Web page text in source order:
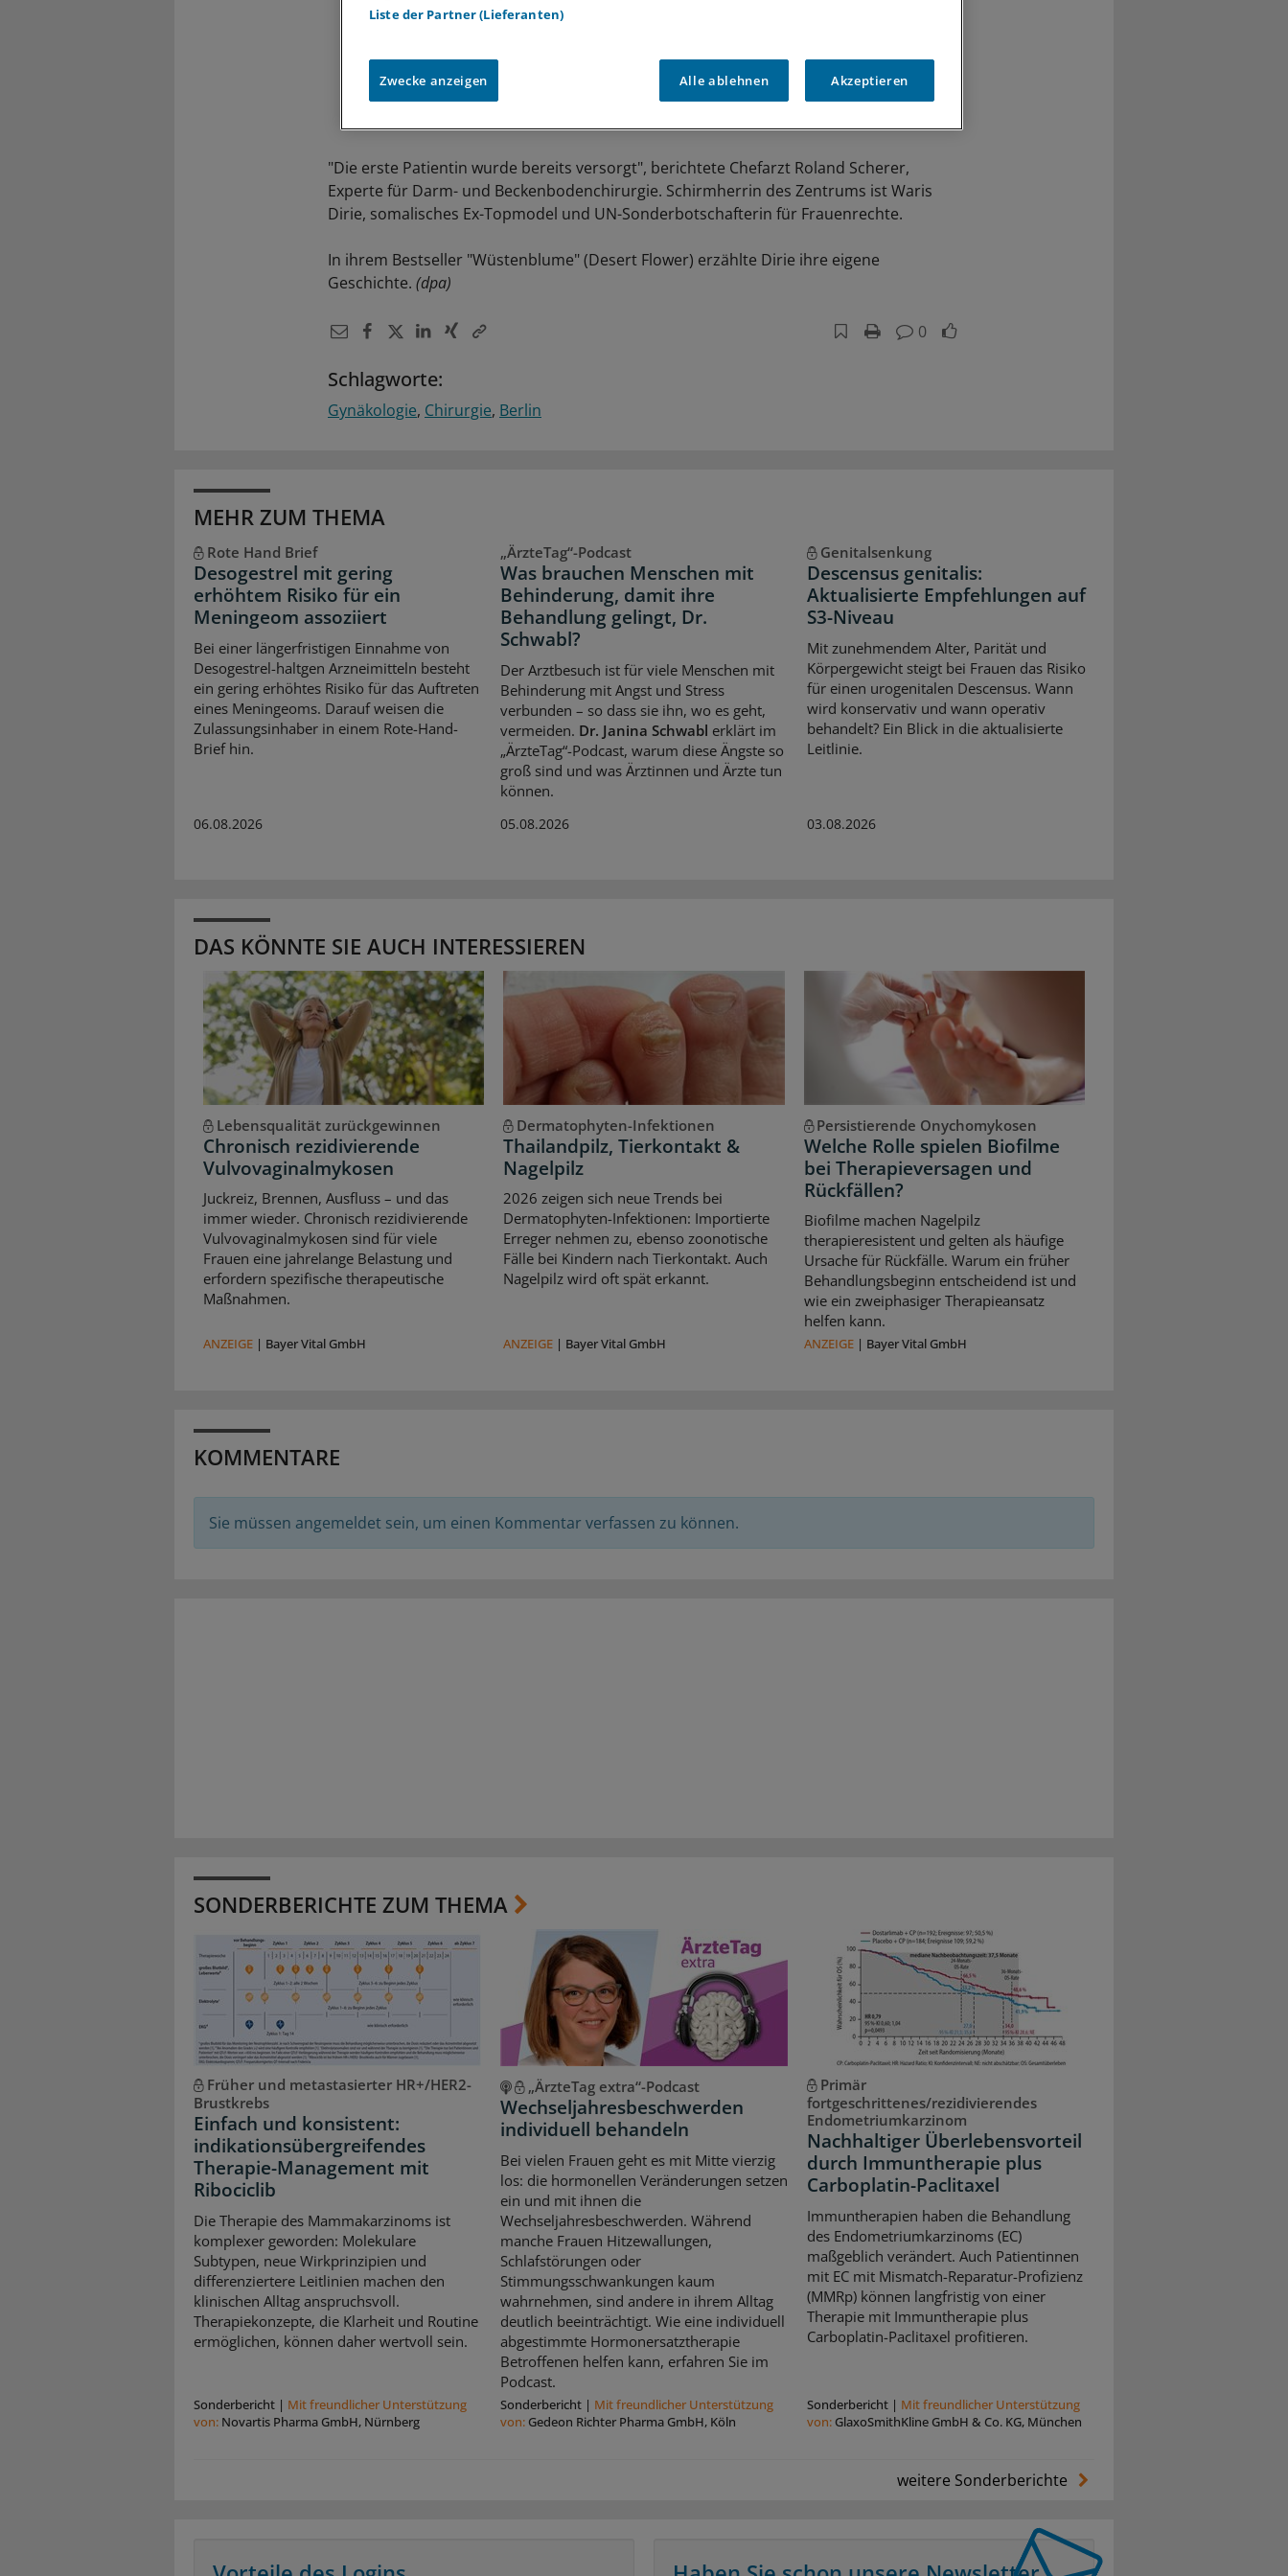
"Die erste Patientin wurde bereits versorgt", berichtete Chefarzt Roland Scherer,
Experte für Darm- und Beckenbodenchirurgie. Schirmherrin des Zentrums ist Waris
Dirie, somalisches Ex-Topmodel und UN-Sonderbotschafterin für Frauenrechte.
In ihrem Bestseller "Wüstenblume" (Desert Flower) erzählte Dirie ihre eigene
Geschichte. (dpa)
0
Schlagworte:
Gynäkologie Chirurgie Berlin
MEHR ZUM THEMA
Rote Hand Brief
Desogestrel mit gering
erhöhtem Risiko für ein
Meningeom assoziiert
Bei einer längerfristigen Einnahme von
Desogestrel-haltgen Arzneimitteln besteht
ein gering erhöhtes Risiko für das Auftreten
eines Meningeoms. Darauf weisen die
Zulassungsinhaber in einem Rote-Hand-
Brief hin.
06.08.2026
„ÄrzteTag“-Podcast
Was brauchen Menschen mit
Behinderung, damit ihre
Behandlung gelingt, Dr.
Schwabl?
Der Arztbesuch ist für viele Menschen mit
Behinderung mit Angst und Stress
verbunden – so dass sie ihn, wo es geht,
vermeiden. Dr. Janina Schwabl erklärt im
„ÄrzteTag“-Podcast, warum diese Ängste so
groß sind und was Ärztinnen und Ärzte tun
können.
05.08.2026
Genitalsenkung
Descensus genitalis:
Aktualisierte Empfehlungen auf
S3-Niveau
Mit zunehmendem Alter, Parität und
Körpergewicht steigt bei Frauen das Risiko
für einen urogenitalen Descensus. Wann
wird konservativ und wann operativ
behandelt? Ein Blick in die aktualisierte
Leitlinie.
03.08.2026
DAS KÖNNTE SIE AUCH INTERESSIEREN
Lebensqualität zurückgewinnen
Chronisch rezidivierende
Vulvovaginalmykosen
Juckreiz, Brennen, Ausfluss – und das
immer wieder. Chronisch rezidivierende
Vulvovaginalmykosen sind für viele
Frauen eine jahrelange Belastung und
erfordern spezifische therapeutische
Maßnahmen.
ANZEIGE | Bayer Vital GmbH
Dermatophyten-Infektionen
Thailandpilz, Tierkontakt &
Nagelpilz
2026 zeigen sich neue Trends bei
Dermatophyten-Infektionen: Importierte
Erreger nehmen zu, ebenso zoonotische
Fälle bei Kindern nach Tierkontakt. Auch
Nagelpilz wird oft spät erkannt.
ANZEIGE | Bayer Vital GmbH
Persistierende Onychomykosen
Welche Rolle spielen Biofilme
bei Therapieversagen und
Rückfällen?
Biofilme machen Nagelpilz
therapieresistent und gelten als häufige
Ursache für Rückfälle. Warum ein früher
Behandlungsbeginn entscheidend ist und
wie ein zweiphasiger Therapieansatz
helfen kann.
ANZEIGE| Bayer Vital GmbH
KOMMENTARE
Sie müssen angemeldet sein, um einen Kommentar verfassen zu können.
SONDERBERICHTE ZUM THEMA
Früher und metastasierter HR+/HER2-
Brustkrebs
Einfach und konsistent:
indikationsübergreifendes
Therapie-Management mit
Ribociclib
Die Therapie des Mammakarzinoms ist
komplexer geworden: Molekulare
Subtypen, neue Wirkprinzipien und
differenziertere Leitlinien machen den
klinischen Alltag anspruchsvoll.
Therapiekonzepte, die Klarheit und Routine
ermöglichen, können daher wertvoll sein.
Sonderbericht | Mit freundlicher Unterstützung
von: Novartis Pharma GmbH, Nürnberg
„ÄrzteTag extra“-Podcast
Wechseljahresbeschwerden
individuell behandeln
Bei vielen Frauen geht es mit Mitte vierzig
los: die hormonellen Veränderungen setzen
ein und mit ihnen die
Wechseljahresbeschwerden. Während
manche Frauen Hitzewallungen,
Schlafstörungen oder
Stimmungsschwankungen kaum
wahrnehmen, sind andere in ihrem Alltag
deutlich beeinträchtigt. Wie eine individuell
abgestimmte Hormonersatztherapie
Betroffenen helfen kann, erfahren Sie im
Podcast.
Sonderbericht| Mit freundlicher Unterstützung
von: Gedeon Richter Pharma GmbH, Köln
Primär
fortgeschrittenes/rezidivierendes
Endometriumkarzinom
Nachhaltiger Überlebensvorteil
durch Immuntherapie plus
Carboplatin-Paclitaxel
Immuntherapien haben die Behandlung
des Endometriumkarzinoms (EC)
maßgeblich verändert. Auch Patientinnen
mit EC mit Mismatch-Reparatur-Profizienz
(MMRp) können langfristig von einer
Therapie mit Immuntherapie plus
Carboplatin-Paclitaxel profitieren.
Sonderbericht| Mit freundlicher Unterstützung
von: GlaxoSmithKline GmbH & Co. KG, München
weitere Sonderberichte
Liste der Partner (Lieferanten)
Zwecke anzeigen Alle ablehnen Akzeptieren